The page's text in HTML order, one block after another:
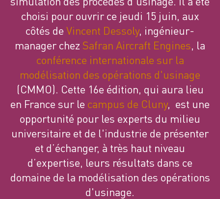
choisi pour ouvrir ce jeudi 15 juin, aux
côtés de Vincent Dessoly, ingénieur-
manager chez Safran Aircraft Engines, la
conférence internationale sur la
modélisation des opérations d'usinage
(CMMO). Cette 16e édition, qui aura lieu
en France sur le campus de Cluny, est une
opportunité pour les experts du milieu
universitaire et de l'industrie de présenter
et d’échanger, à très haut niveau
d’expertise, leurs résultats dans ce
domaine de la modélisation des opérations
d'usinage.